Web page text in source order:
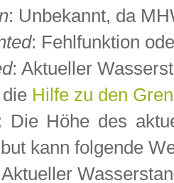
: Unbekannt, da
: Fehlfunktion
: Aktueller
Hilfe zu den
Die Höhe des
kann folgende